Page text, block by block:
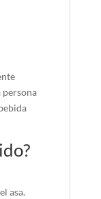
persona
asa.